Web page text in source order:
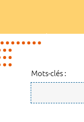
Mots-clés :